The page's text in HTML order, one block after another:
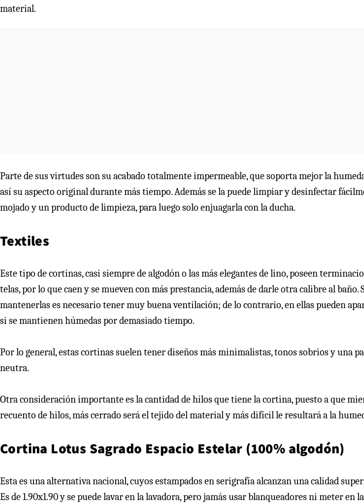
material.
Parte de sus virtudes son su acabado totalmente impermeable, que soporta mejor la
así su aspecto original durante más tiempo. Además se la puede limpiar y desinfectar
mojado y un producto de limpieza, para luego solo enjuagarla con la ducha.
Textiles
Este tipo de cortinas, casi siempre de algodón o las más elegantes de lino, poseen
telas, por lo que caen y se mueven con más prestancia, además de darle otra calibre al baño.
mantenerlas es necesario tener muy buena ventilación; de lo contrario, en ellas pueden
si se mantienen húmedas por demasiado tiempo.
Por lo general, estas cortinas suelen tener diseños más minimalistas, tonos sobrios y una
neutra.
Otra consideración importante es la cantidad de hilos que tiene la cortina, puesto a que
recuento de hilos, más cerrado será el tejido del material y más difícil le resultará a la
Cortina Lotus Sagrado Espacio Estelar (100% algodón)
Esta es una alternativa nacional, cuyos estampados en serigrafía alcanzan una calidad
Es de 1.90x1.90 y se puede lavar en la lavadora, pero jamás usar blanqueadores ni meter en